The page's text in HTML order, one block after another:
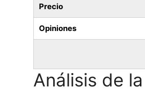
Precio
Opiniones
Análisis de